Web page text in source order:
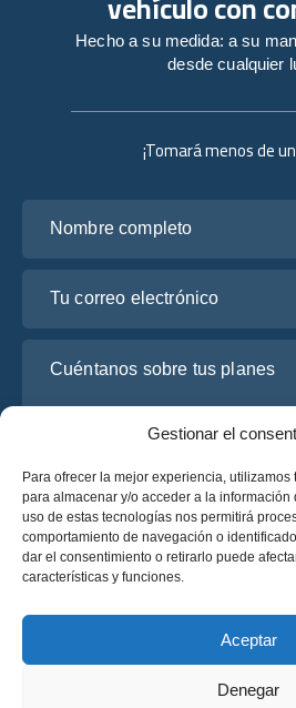
Gestionar el
Para ofrecer la mejor experiencia,
para almacenar y/o acceder a la información
uso de estas tecnologías nos permitirá
comportamiento de navegación o
dar el consentimiento o retirarlo puede
características y funciones.
Aceptar
Denegar
¡Tomará menos de
He leído y acepto la
Solicite un
Solicite un
Hecho a su medida: a su
desde cualquier